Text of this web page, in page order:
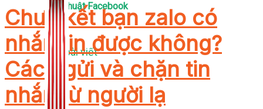
Thủ Thuật Facebook
536 bài viết
Chưa kết bạn zalo có
nhắn tin được không?
Cách gửi và chặn tin
nhắn từ người lạ